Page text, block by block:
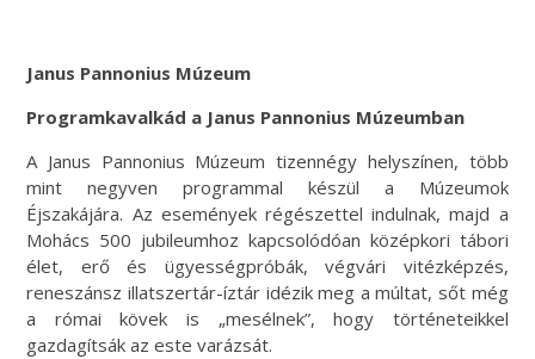
Janus Pannonius Múzeum
Programkavalkád a Janus Pannonius Múzeumban
A Janus Pannonius Múzeum tizennégy helyszínen, több
mint negyven programmal készül a Múzeumok
Éjszakájára. Az események régészettel indulnak, majd a
Mohács 500 jubileumhoz kapcsolódóan középkori tábori
élet, erő és ügyességpróbák, végvári vitézképzés,
reneszánsz illatszertár-íztár idézik meg a múltat, sőt még
a római kövek is „mesélnek”, hogy történeteikkel
gazdagítsák az este varázsát.